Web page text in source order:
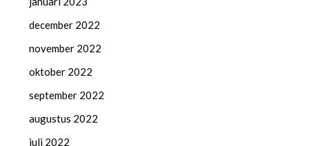
december 2022
november 2022
oktober 2022
september 2022
augustus 2022
juli 2022